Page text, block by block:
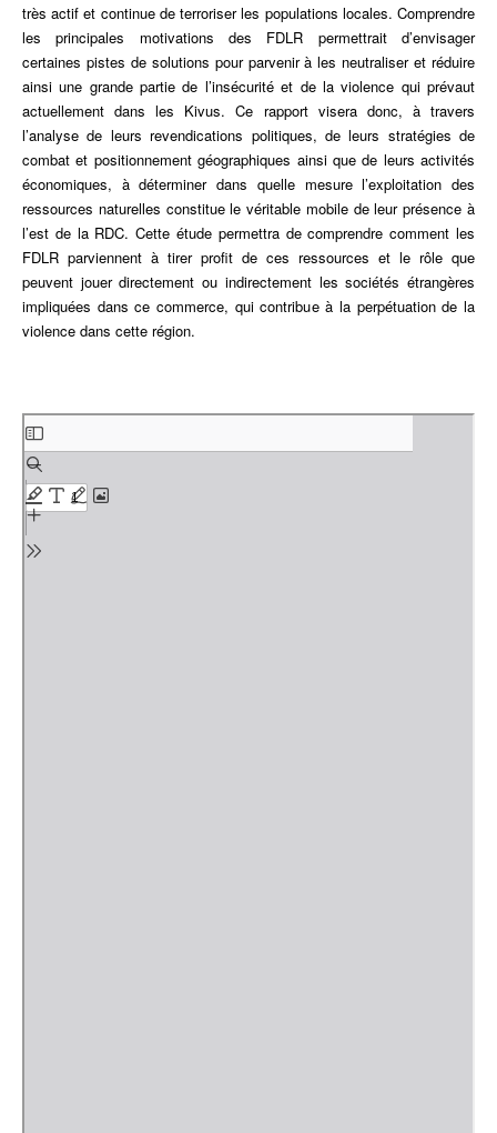
très actif et continue de terroriser les populations locales. Comprendre
les principales motivations des FDLR permettrait d’envisager
certaines pistes de solutions pour parvenir à les neutraliser et réduire
ainsi une grande partie de l’insécurité et de la violence qui prévaut
actuellement dans les Kivus. Ce rapport visera donc, à travers
l’analyse de leurs revendications politiques, de leurs stratégies de
combat et positionnement géographiques ainsi que de leurs activités
économiques, à déterminer dans quelle mesure l’exploitation des
ressources naturelles constitue le véritable mobile de leur présence à
l’est de la RDC. Cette étude permettra de comprendre comment les
FDLR parviennent à tirer profit de ces ressources et le rôle que
peuvent jouer directement ou indirectement les sociétés étrangères
impliquées dans ce commerce, qui contribue à la perpétuation de la
violence dans cette région.
Aller
au
contenu
PDF